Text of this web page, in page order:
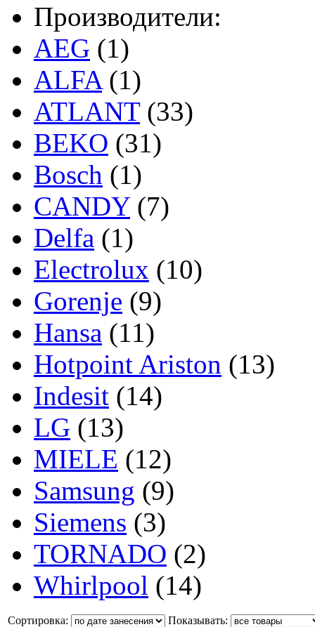
Производители:
AEG (1)
ALFA(1)
ATLANT(33)
BEKO (31)
Bosch (1)
CANDY(7)
Delfa (1)
Electrolux (10)
Gorenje (9)
Hansa (11)
Hotpoint Ariston (13)
Indesit (14)
LG (13)
MIELE (12)
Samsung (9)
Siemens (3)
TORNADO (2)
Whirlpool (14)
Сортировка:
Показывать: